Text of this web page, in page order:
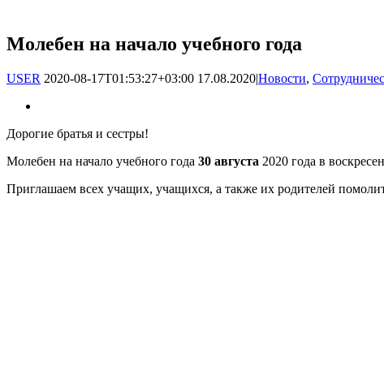
Молебен на начало учебного года
USER 2020-08-17T01:53:27+03:00 17.08.2020|Новости,
Дорогие братья и сестры!
Молебен на начало учебного года 30 августа 2020 года в
Приглашаем всех учащих, учащихся, а также их родителей